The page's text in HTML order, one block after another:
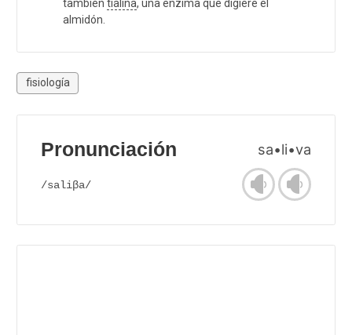
también tialina, una enzima que digiere el
almidón.
fisiología
Pronunciación sa•li•va
/saliβa/